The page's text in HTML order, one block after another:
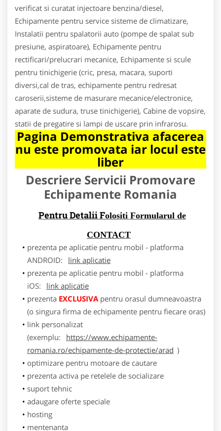
verificat si curatat injectoare benzina/diesel,
Echipamente pentru service sisteme de climatizare,
Instalatii pentru spalatorii auto (pompe de spalat sub
presiune, aspiratoare), Echipamente pentru
rectificari/prelucrari mecanice, Echipamente si scule
pentru tinichigerie (cric, presa, macara, suporti
diversi,cal de tras, echipamente pentru redresat
caroserii,sisteme de masurare mecanice/electronice,
aparate de sudura, truse tinichigerie), Cabine de vopsire,
statii de pregatire si lampi de uscare prin infrarosu.
Pagina Demonstrativa afacerea
nu este promovata iar locul este
liber
Descriere Servicii Promovare
Echipamente Romania
Pentru Detalii Folositi Formularul de
CONTACT
prezenta pe aplicatie pentru mobil - platforma
ANDROID:
link aplicatie
prezenta pe aplicatie pentru mobil - platforma
iOS:
link aplicatie
prezenta EXCLUSIVApentru orasul dumneavoastra
(o singura firma de echipamente pentru fiecare oras)
link personalizat
(exemplu:
https://www.echipamente-
romania.ro/echipamente-de-protectie/arad )
optimizare pentru motoare de cautare
prezenta activa pe retelele de socializare
suport tehnic
adaugare oferte speciale
hosting
mentenanta